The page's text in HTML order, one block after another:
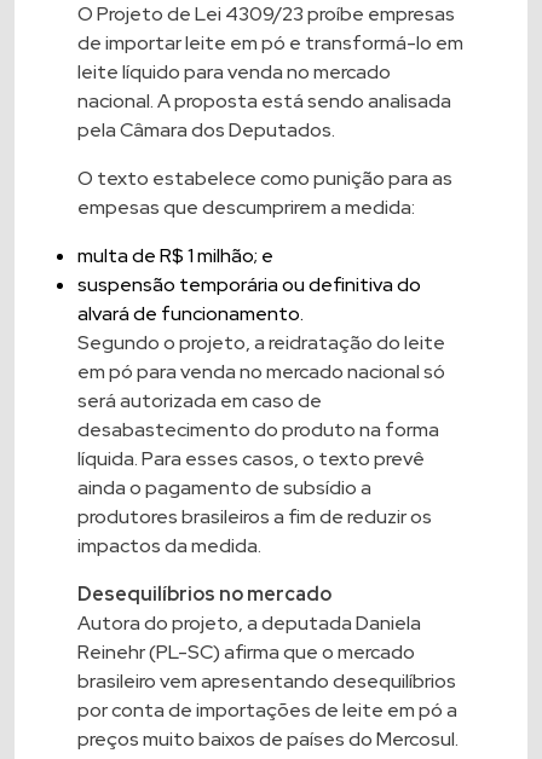
O Projeto de Lei 4309/23 proíbe empresas
de importar leite em pó e transformá-lo em
leite líquido para venda no mercado
nacional. A proposta está sendo analisada
pela Câmara dos Deputados.
O texto estabelece como punição para as
empesas que descumprirem a medida:
multa de R$ 1 milhão; e
suspensão temporária ou definitiva do
alvará de funcionamento.
Segundo o projeto, a reidratação do leite
em pó para venda no mercado nacional só
será autorizada em caso de
desabastecimento do produto na forma
líquida. Para esses casos, o texto prevê
ainda o pagamento de subsídio a
produtores brasileiros a fim de reduzir os
impactos da medida.
Desequilíbrios no mercado
Autora do projeto, a deputada Daniela
Reinehr (PL-SC) afirma que o mercado
brasileiro vem apresentando desequilíbrios
por conta de importações de leite em pó a
preços muito baixos de países do Mercosul.